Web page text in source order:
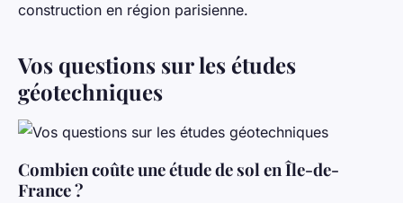
construction en région parisienne.
Vos questions sur les études
géotechniques
Combien coûte une étude de sol en Île-de-
France ?